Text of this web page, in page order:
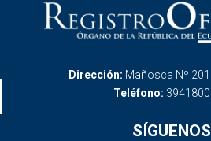
Dirección: Mañosca Nº
Teléfono:
SÍGUENOS